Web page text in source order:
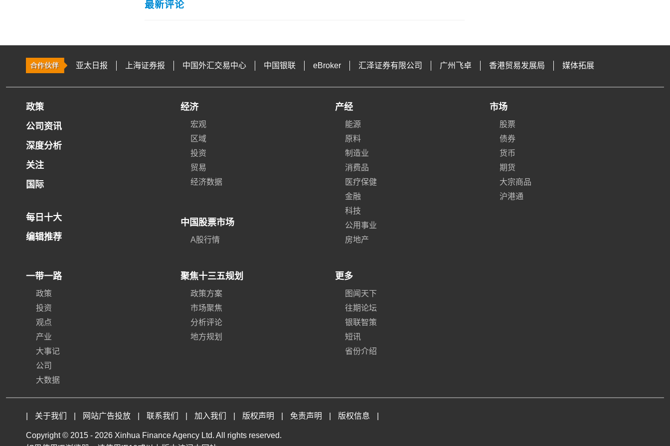
最新评论
亚太日报 上海证券报 中国外汇交易中心 中国银联 eBroker 汇泽证券有限公司 广州飞卓 香港贸易发展局 媒体拓展
政策
公司资讯
深度分析
关注
国际
每日十大
编辑推荐
经济
宏观
区域
投资
贸易
经济数据
中国股票市场
A股行情
产经
能源
原料
制造业
消费品
医疗保健
金融
科技
公用事业
房地产
市场
股票
债券
货币
期货
大宗商品
沪港通
一带一路
政策
投资
观点
产业
大事记
公司
大数据
聚焦十三五规划
政策方案
市场聚焦
分析评论
地方规划
更多
图闻天下
往期论坛
银联智策
短讯
省份介绍
关于我们 网站广告投放 联系我们 加入我们 版权声明 免责声明 版权信息
Copyright © 2015 - 2026 Xinhua Finance Agency Ltd. All rights reserved.